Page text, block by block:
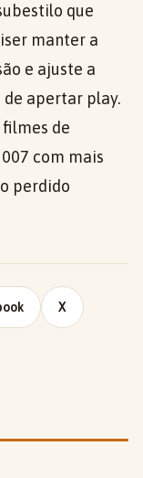
que
manter a
e ajuste a
de apertar play.
de
com mais
perdido
X